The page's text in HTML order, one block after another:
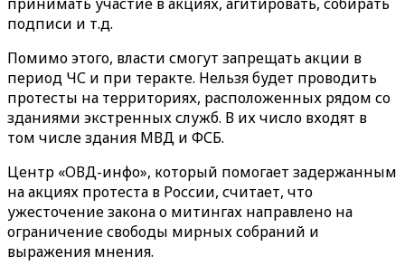
подписи и т.д.
Помимо этого, власти смогут запрещать акции в
период ЧС и при теракте. Нельзя будет проводить
протесты на территориях, расположенных рядом со
зданиями экстренных служб. В их число входят в
том числе здания МВД и ФСБ.
Центр «ОВД-инфо», который помогает задержанным
на акциях протеста в России, считает, что
ужесточение закона о митингах направлено на
ограничение свободы мирных собраний и
выражения мнения.